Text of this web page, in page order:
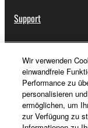
Support
Registrierung von
Über Yamaha
Wir verwenden
einwandfreie
Performance zu
personalisieren
ermöglichen, um
zur Verfügung zu